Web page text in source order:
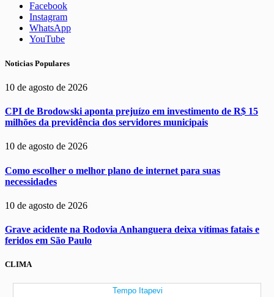
Facebook
Instagram
WhatsApp
YouTube
Noticias Populares
10 de agosto de 2026
CPI de Brodowski aponta prejuízo em investimento de R$ 15
milhões da previdência dos servidores municipais
10 de agosto de 2026
Como escolher o melhor plano de internet para suas
necessidades
10 de agosto de 2026
Grave acidente na Rodovia Anhanguera deixa vítimas fatais e
feridos em São Paulo
CLIMA